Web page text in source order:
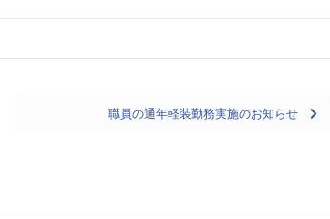
職員の通年軽装勤務実施のお知らせ